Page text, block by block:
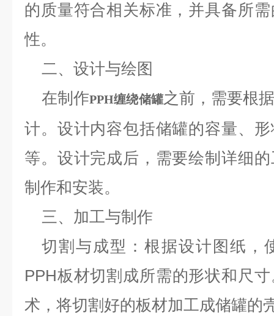
的质量符合相关标准，并具备所
性。
二、设计与绘图
在制作PPH缠绕储罐之前，需要根
计。设计内容包括储罐的容量、
等。设计完成后，需要绘制详细
制作和安装。
三、加工与制作
切割与成型：根据设计图纸，
PPH板材切割成所需的形状和尺
术，将切割好的板材加工成储罐的